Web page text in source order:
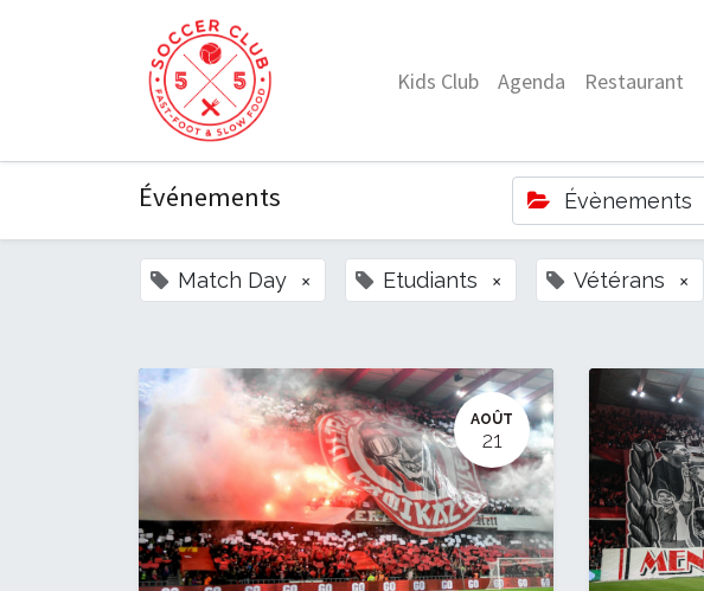
Kids Club Agenda Restaurant
Événements Évènements
Match Day × Etudiants × Vétérans ×
AOÛT
21